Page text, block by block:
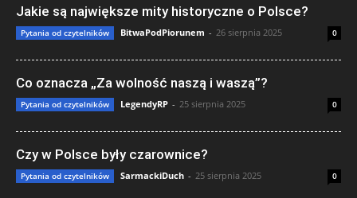
Jakie są największe mity historyczne o Polsce?
Pytania od czytelników BitwaPodPiorunem - 26 sierpnia 2025 0
Co oznacza „Za wolność naszą i waszą”?
Pytania od czytelników LegendyRP - 25 sierpnia 2025 0
Czy w Polsce były czarownice?
Pytania od czytelników SarmackiDuch - 25 sierpnia 2025 0